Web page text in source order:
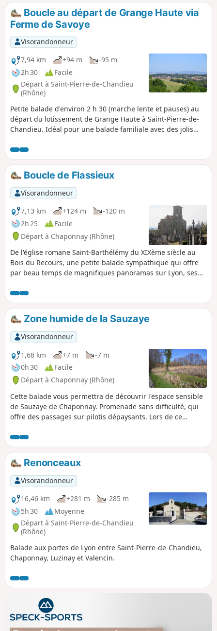
Boucle au départ de Grange Haute via
Ferme de Savoye
Visorandonneur
7,94 km
+94 m
-95 m
2h 30
Facile
Départ à Saint-Pierre-de-Chandieu
(Rhône)
Petite balade d'environ 2 h 30 (marche lente et pauses) au
départ du lotissement de Grange Haute à Saint-Pierre-de-
Chandieu. Idéal pour une balade familiale avec des jolis
chevaux, moutons, cerfs).
Boucle de Flassieux
Visorandonneur
7,13 km
+124 m
-120 m
2h 25
Facile
Départ à Chaponnay (Rhône)
De l'église romane Saint-Barthélémy du XIXème siècle au
Bois du Recours, une petite balade sympathique qui offre
par beau temps de magnifiques panoramas sur Lyon, ses
Zone humide de la Sauzaye
Visorandonneur
1,68 km
+7 m
-7 m
0h 30
Facile
Départ à Chaponnay (Rhône)
Cette balade vous permettra de découvrir l'espace sensible
de Sauzaye de Chaponnay. Promenade sans difficulté, qui
offre des passages sur pilotis dépaysants. Lors de ce
accompagnés de leurs hôtes. Parfois à découvert, parfois
sous les bois, le sentier varie les ambiances. Attention,
randonnée non praticable quand il a plu récemment.
Renonceaux
Visorandonneur
16,46 km
+281 m
-285 m
5h 30
Moyenne
Départ à Saint-Pierre-de-Chandieu
(Rhône)
Balade aux portes de Lyon entre Saint-Pierre-de-Chandieu,
Chaponnay, Luzinay et Valencin.